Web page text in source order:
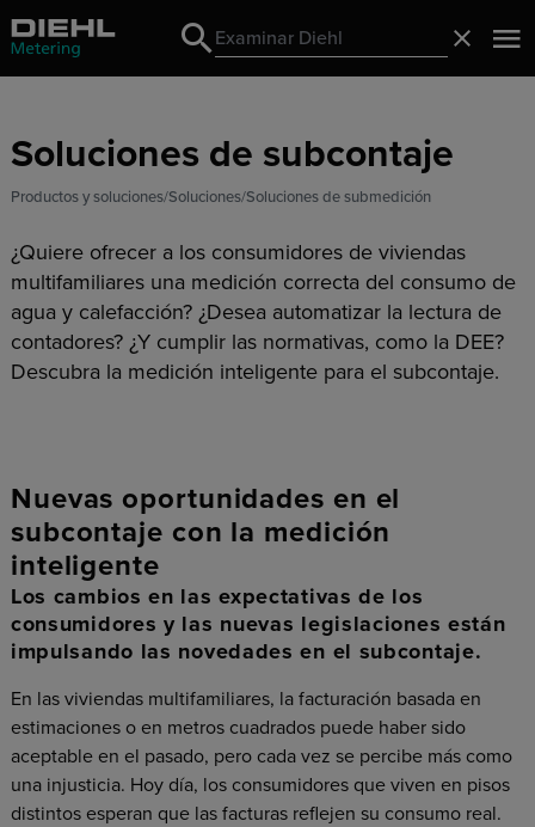
Search
Search
Soluciones de subcontaje
Productos y soluciones Soluciones Soluciones de submedición
¿Quiere ofrecer a los consumidores de viviendas
multifamiliares una medición correcta del consumo de
agua y calefacción? ¿Desea automatizar la lectura de
contadores? ¿Y cumplir las normativas, como la DEE?
Descubra la medición inteligente para el subcontaje.
Nuevas oportunidades en el
subcontaje con la medición
inteligente
Los cambios en las expectativas de los
consumidores y las nuevas legislaciones están
impulsando las novedades en el subcontaje.
En las viviendas multifamiliares, la facturación basada en
estimaciones o en metros cuadrados puede haber sido
aceptable en el pasado, pero cada vez se percibe más como
una injusticia. Hoy día, los consumidores que viven en pisos
distintos esperan que las facturas reflejen su consumo real.